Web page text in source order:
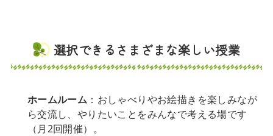
選択できるさまざまな楽しい授業
ホームルーム ：おしゃべりやお絵描きを楽しみなが
ら交流し、やりたいことをみんなで考える場です
（月2回開催）。